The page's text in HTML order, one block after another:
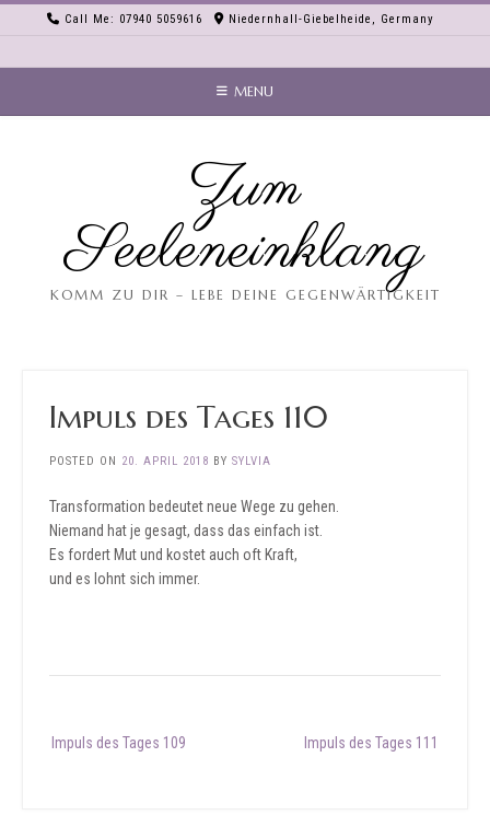
Call Me: 07940 5059616 Niedernhall-Giebelheide, Germany
MENU
Zum
Seeleneinklang
KOMM ZU DIR – LEBE DEINE GEGENWÄRTIGKEIT
Impuls des Tages 110
POSTED ON 20. APRIL 2018 BY SYLVIA
Transformation bedeutet neue Wege zu gehen.
Niemand hat je gesagt, dass das einfach ist.
Es fordert Mut und kostet auch oft Kraft,
und es lohnt sich immer.
navigation
Impuls des Tages 109 Impuls des Tages 111